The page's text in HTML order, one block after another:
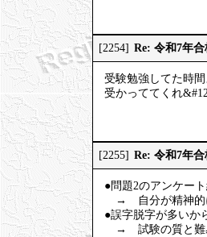
[2254] Re: 令和7年
受験勉強してた時
受かっててくれ
[2255] Re: 令和7年
●問題2のアンケー
→ 自分が精神的に
●誤字脱字が多いか
→ 試験の質と難